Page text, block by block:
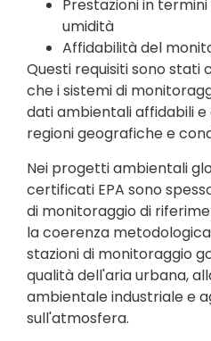
Prestazioni in
umidità
Affidabilità del
Questi requisiti sono
che i sistemi di
dati ambientali affidabili
regioni geografiche e
Nei progetti ambientali
certificati EPA sono
di monitoraggio di
la coerenza
stazioni di monitoraggio
qualità dell'aria urbana,
ambientale industriale e
sull'atmosfera.